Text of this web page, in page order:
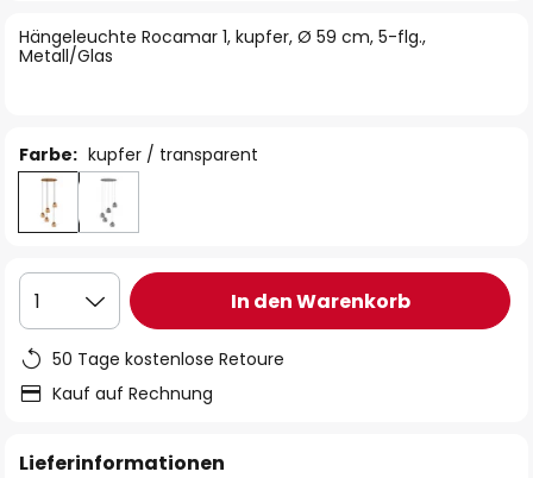
springen
Hängeleuchte Rocamar 1, kupfer, Ø 59 cm, 5-flg.,
Metall/Glas
Farbe: kupfer / transparent
1 In den Warenkorb
50 Tage kostenlose Retoure
Kauf auf Rechnung
Lieferinformationen